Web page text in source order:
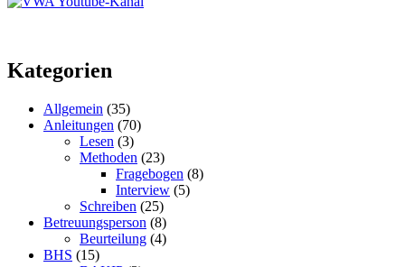
Kategorien
Allgemein (35)
Anleitungen (70)
Lesen (3)
Methoden (23)
Fragebogen (8)
Interview (5)
Schreiben (25)
Betreuungsperson (8)
Beurteilung (4)
BHS (15)